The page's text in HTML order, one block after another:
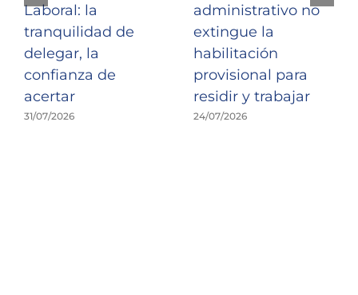
Laboral: la
tranquilidad de
delegar, la
confianza de
acertar
31/07/2026
administrativo no
extingue la
habilitación
provisional para
residir y trabajar
24/07/2026